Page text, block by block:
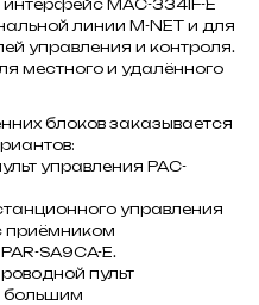
MAC-334IF-E
линии M-NET и для
управления и контроля.
местного и удалённого
блоков заказывается
управления PAC-
управления
приёмником
SA9CA-E.
пульт
большим